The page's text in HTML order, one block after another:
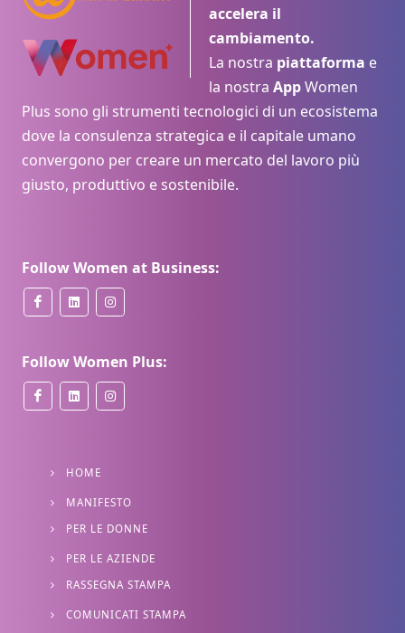
accelera il
cambiamento.
La nostra piattaforma e
la nostraAppWomen
Plus sono gli strumenti tecnologici di un ecosistema
dove la consulenza strategica e il capitale umano
convergono per creare un mercato del lavoro più
giusto, produttivo e sostenibile.
Follow Women at Business:
Follow Women Plus:
HOME
MANIFESTO
PER LE DONNE
PER LE AZIENDE
RASSEGNA STAMPA
COMUNICATI STAMPA